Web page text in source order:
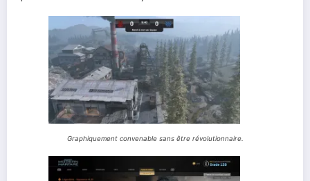
Graphiquement convenable sans être révolutionnaire.